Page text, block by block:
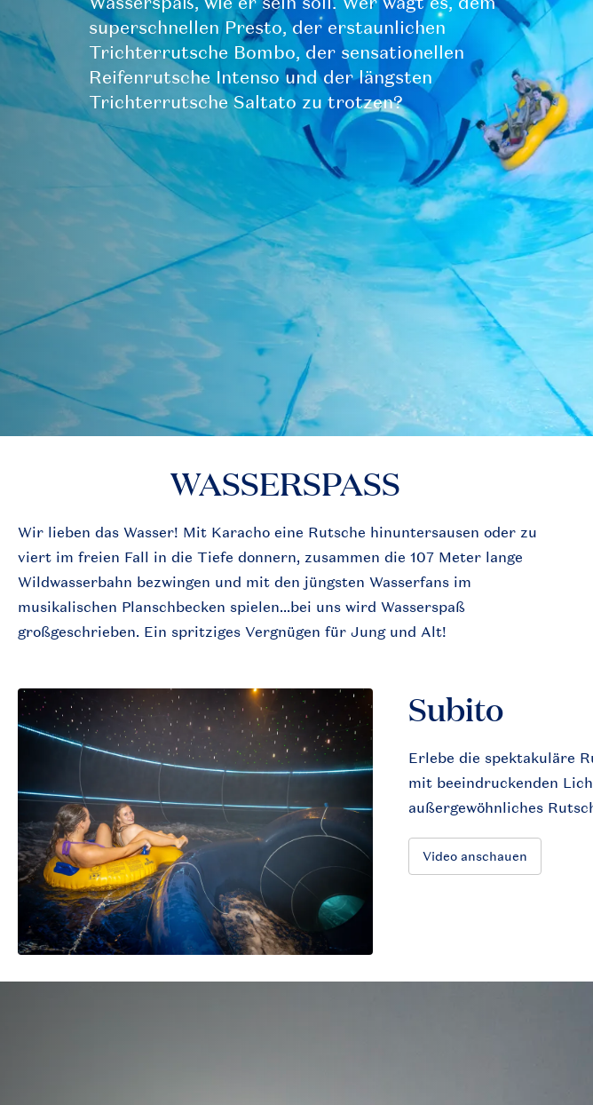
superschnellen Presto, der erstaunlichen
Trichterrutsche Bombo, der sensationellen
Reifenrutsche Intenso und der längsten
Trichterrutsche Saltato zu trotzen?
WASSERSPASS
Wir lieben das Wasser! Mit Karacho eine Rutsche hinuntersausen oder zu
viert im freien Fall in die Tiefe donnern, zusammen die 107 Meter lange
Wildwasserbahn bezwingen und mit den jüngsten Wasserfans im
musikalischen Planschbecken spielen...bei uns wird Wasserspaß
großgeschrieben. Ein spritziges Vergnügen für Jung und Alt!
Subito
Erlebe die spektakuläre
mit beeindruckenden
außergewöhnliches
Video anschauen